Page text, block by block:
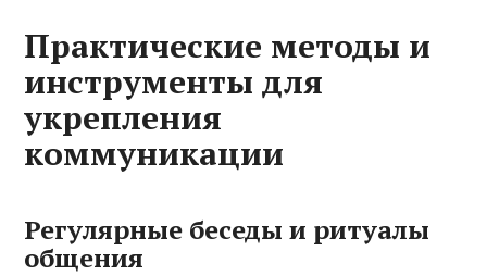
Практические методы и
инструменты для
укрепления
коммуникации
Регулярные беседы и ритуалы
общения